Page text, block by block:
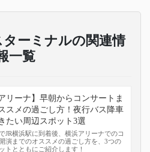
ーミナルの関連情
一覧
リーナ】早朝からコンサートま
スメの過ごし方！夜行バス降車
たい周辺スポット3選
JR横浜駅に到着後、横浜アリーナでのコ
演までのオススメの過ごし方を、3つの
トとともにご紹介します！